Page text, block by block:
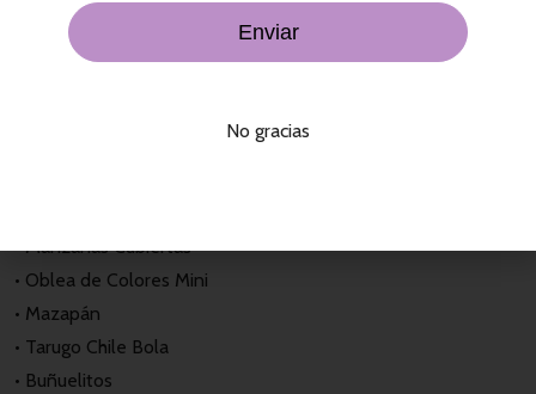
• Muégano
• Higos en Dulce
• Manzanas Cubiertas
• Oblea de Colores Mini
• Mazapán
• Tarugo Chile Bola
• Buñuelitos
No gracias